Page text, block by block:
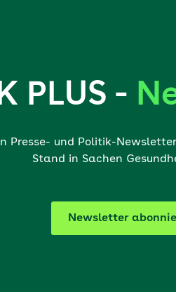
PLUS -
Presse- und Politik-
Stand in Sachen
Newsletter